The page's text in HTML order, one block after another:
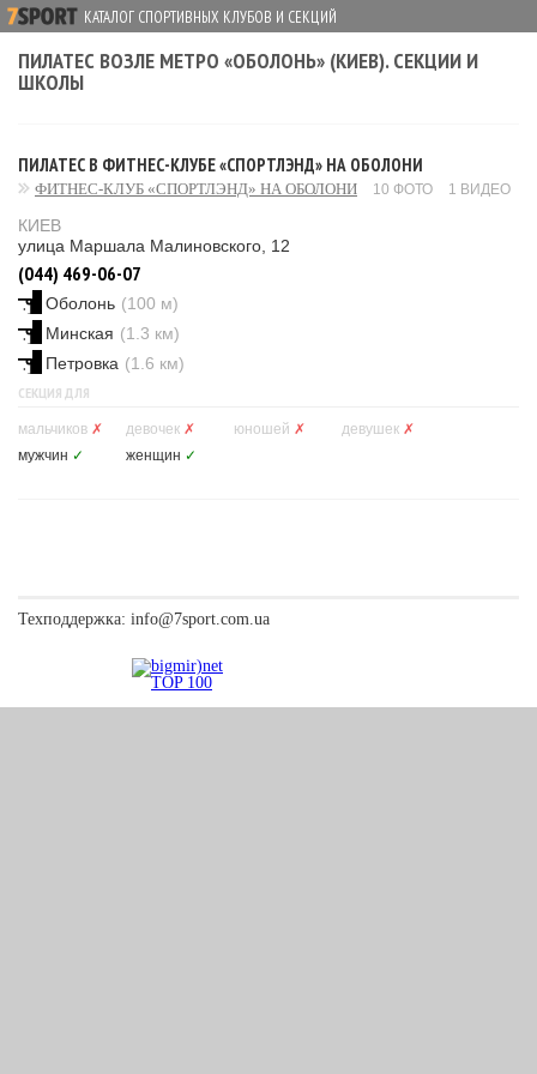
КАТАЛОГ СПОРТИВНЫХ КЛУБОВ И СЕКЦИЙ
ПИЛАТЕС ВОЗЛЕ МЕТРО «ОБОЛОНЬ» (КИЕВ). СЕКЦИИ И
ШКОЛЫ
ПИЛАТЕС В ФИТНЕС-КЛУБЕ «СПОРТЛЭНД» НА ОБОЛОНИ
ФИТНЕС-КЛУБ «СПОРТЛЭНД» НА ОБОЛОНИ 10 ФОТО 1 ВИДЕО
КИЕВ
улица Маршала Малиновского, 12
(044) 469-06-07
Оболонь (100 м)
Минская (1.3 км)
Петровка (1.6 км)
СЕКЦИЯ ДЛЯ
мальчиков ✗ девочек ✗ юношей ✗ девушек ✗
мужчин ✓ женщин ✓
Техподдержка: info@7sport.com.ua